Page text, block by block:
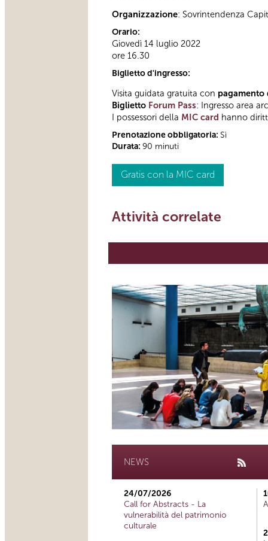
Organizzazione: Sovrintendenza
Orario:
Giovedì 14 luglio 2022
ore 16.30
Biglietto d'ingresso:
Visita guidata gratuita con pagamento
Biglietto Forum Pass: Ingresso area
I possessori della MIC card hanno
Prenotazione obbligatoria: Sì
Durata: 90 minuti
Gratis con la MIC card
Attività correlate
NEWS
24/07/2026
Call for Abstracts - La
vulnerabilità del patrimonio
culturale